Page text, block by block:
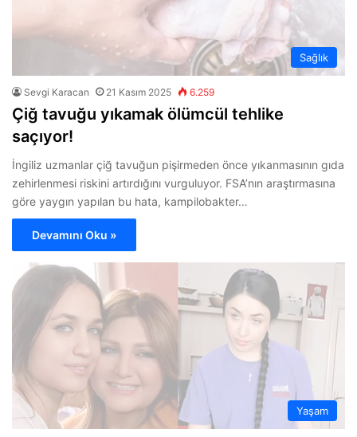
Sağlık
Sevgi Karacan 21 Kasım 2025 6.259
Çiğ tavuğu yıkamak ölümcül tehlike
saçıyor!
İngiliz uzmanlar çiğ tavuğun pişirmeden önce yıkanmasının gıda
zehirlenmesi riskini artırdığını vurguluyor. FSA’nın araştırmasına
göre yaygın yapılan bu hata, kampilobakter…
Devamını Oku »
Yaşam